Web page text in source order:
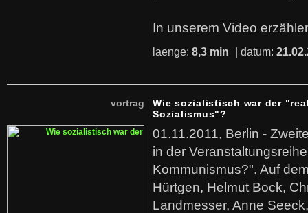
In unserem Video
laenge: 8,3 min | datum:
vortrag
Wie sozialistisch war der
Sozialismus"?
01.11.2011, Berlin -
in der
Kommunismus?". Auf
Hürtgen, Helmut Bock,
Landmesser, Anne